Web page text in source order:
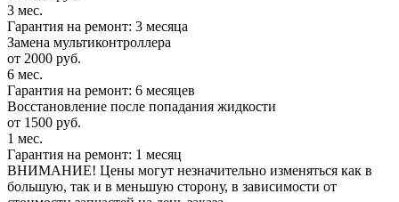
3 мес.
Гарантия на ремонт: 3 месяца
Замена мультиконтроллера
от 2000 руб.
6 мес.
Гарантия на ремонт: 6 месяцев
Восстановление после попадания жидкости
от 1500 руб.
1 мес.
Гарантия на ремонт: 1 месяц
ВНИМАНИЕ! Цены могут незначительно изменяться как в
большую, так и в меньшую сторону, в зависимости от